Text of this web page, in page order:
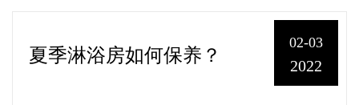
02-03
2022
夏季淋浴房如何保养？